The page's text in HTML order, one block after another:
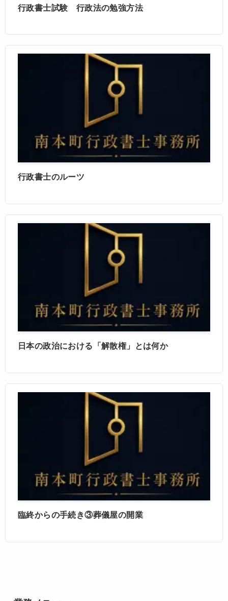
行政書士試験 行政法の勉強方法
行政書士のルーツ
日本の政治における「解散権」とは何か
臨終からの手続き③葬儀屋の開業